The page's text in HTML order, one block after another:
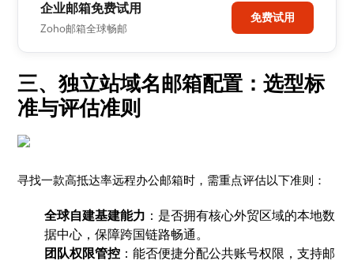
企业邮箱免费试用
Zoho邮箱全球畅邮
免费试用
三、独立站域名邮箱配置：选型标
准与评估准则
寻找一款高抵达率远程办公邮箱时，需重点评估以下准则：
全球自建基建能力 ：是否拥有核心外贸区域的本地数
据中心，保障跨国链路畅通。
团队权限管控 ：能否便捷分配公共账号权限，支持邮